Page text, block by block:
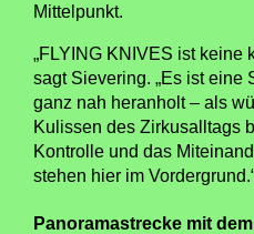
Mittelpunkt.
„FLYING KNIVES ist keine
sagt Sievering. „Es ist eine
ganz nah heranholt – als
Kulissen des Zirkusalltags
Kontrolle und das
stehen hier im
Panoramastrecke mit